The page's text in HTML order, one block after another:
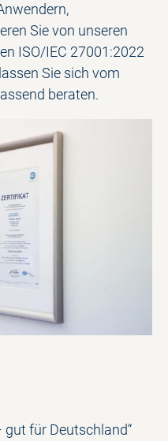
Sie von unseren
ISO/IEC 27001:2022
Sie sich vom
beraten.
gut für Deutschland“